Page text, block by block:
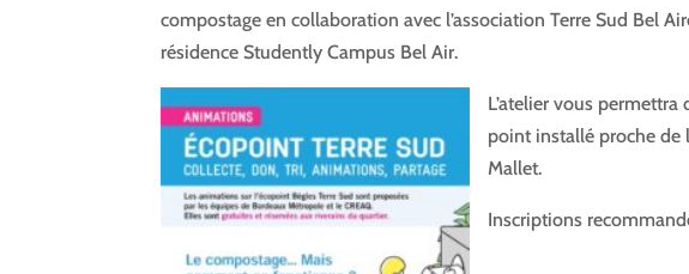
compostage en collaboration avec l’association Terre Sud Bel
résidence Studently Campus Bel Air.
L’atelier vous permettra
point installé proche de
Mallet.
Inscriptions